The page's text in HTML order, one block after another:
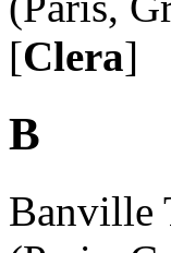
[Clera]
B
Banville